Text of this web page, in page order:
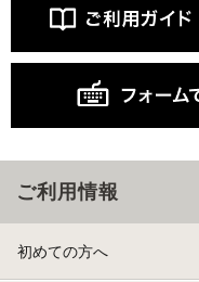
ご利用情報
初めての方へ